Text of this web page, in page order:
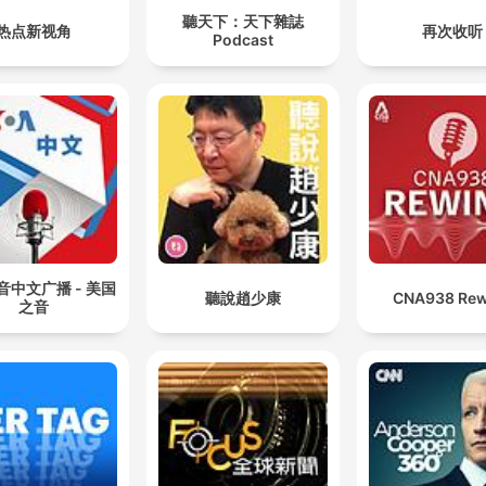
点新视角
聽天下：天下雜誌
Podcast
再次收听
中文广播 - 美国
之音
聽說趙少康 CNA938